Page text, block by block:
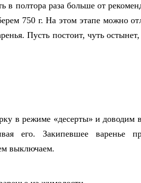
в полтора раза больше от
750 г. На этом этапе можно
Пусть постоит, чуть
в режиме «десерты» и доводим
его. Закипевшее варенье
выключаем.